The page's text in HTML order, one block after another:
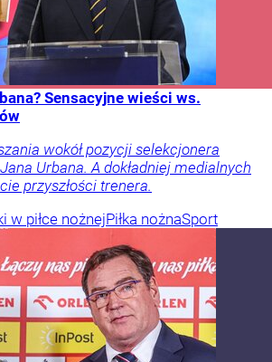
Sensacyjne wieści ws.
wokół pozycji selekcjonera
Urbana. A dokładniej medialnych
przyszłości trenera.
w piłce nożnejPiłka nożnaSport